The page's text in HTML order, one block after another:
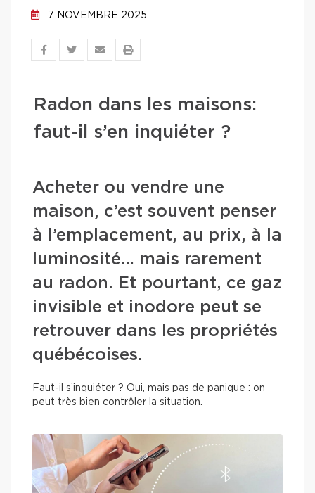
7 NOVEMBRE 2025
Radon dans les maisons:
faut-il s’en inquiéter ?
Acheter ou vendre une
maison, c’est souvent penser
à l’emplacement, au prix, à la
luminosité… mais rarement
au radon. Et pourtant, ce gaz
invisible et inodore peut se
retrouver dans les propriétés
québécoises.
Faut-il s’inquiéter ? Oui, mais pas de panique : on
peut très bien contrôler la situation.